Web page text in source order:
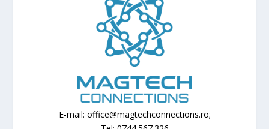
E-mail: office@magtechconnections.ro;